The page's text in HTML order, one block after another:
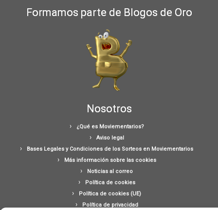
Formamos parte de Blogos de Oro
Nosotros
¿Qué es Moviementarios?
Aviso legal
Bases Legales y Condiciones de los Sorteos en Moviementarios
Más información sobre las cookies
Noticias al correo
Política de cookies
Política de cookies (UE)
Política de privacidad